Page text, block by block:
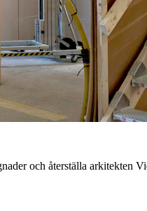
och återställa